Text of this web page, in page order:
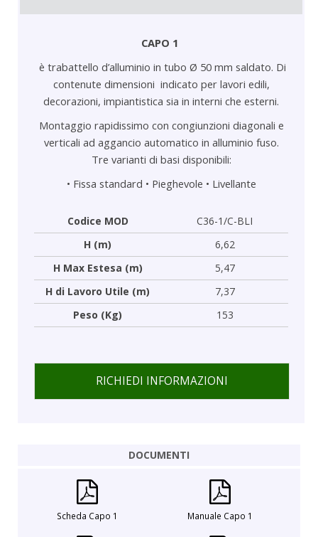
CAPO 1
è trabattello d’alluminio in tubo Ø 50 mm saldato. Di
contenute dimensioni indicato per lavori edili,
decorazioni, impiantistica sia in interni che esterni.
Montaggio rapidissimo con congiunzioni diagonali e
verticali ad aggancio automatico in alluminio fuso.
Tre varianti di basi disponibili:
• Fissa standard • Pieghevole • Livellante
Codice MOD
C36-1/C-BLI
H (m)
6,62
H Max Estesa (m)
5,47
H di Lavoro Utile (m)
7,37
Peso (Kg)
153
RICHIEDI INFORMAZIONI
DOCUMENTI
Scheda Capo 1 Manuale Capo 1